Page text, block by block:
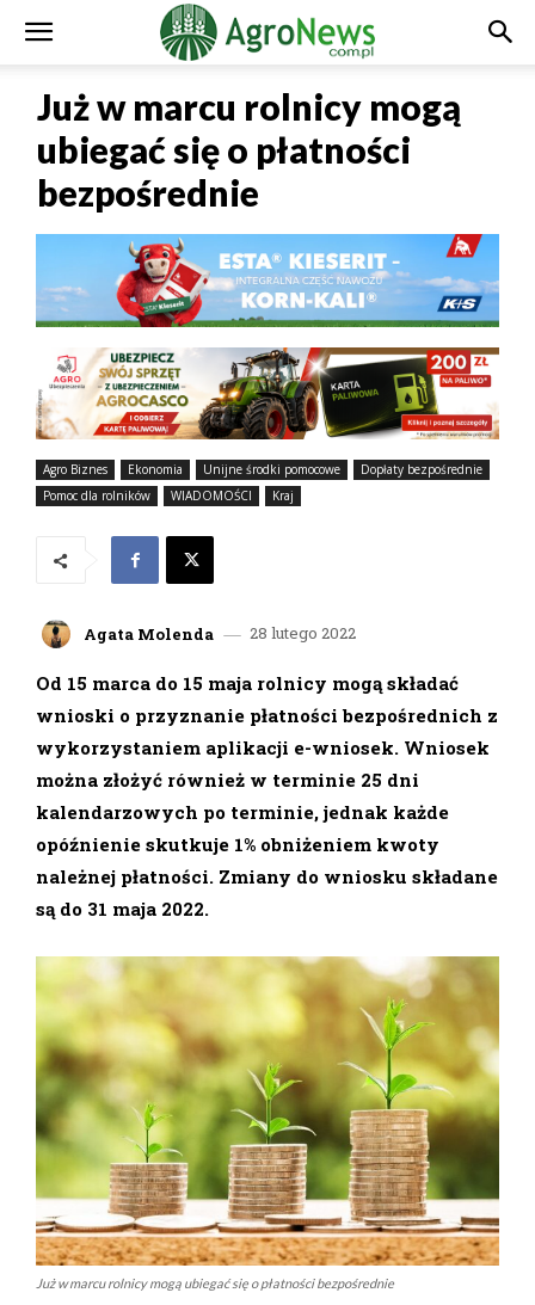
Już w marcu rolnicy mogą
ubiegać się o płatności
bezpośrednie
Agro Biznes Ekonomia Unijne środki pomocowe
Dopłaty bezpośrednie
Pomoc dla rolników
WIADOMOŚCI Kraj
Agata Molenda 28 lutego 2022
Od 15 marca do 15 maja rolnicy mogą składać
wnioski o przyznanie płatności bezpośrednich z
wykorzystaniem aplikacji e-wniosek. Wniosek
można złożyć również w terminie 25 dni
kalendarzowych po terminie, jednak każde
opóźnienie skutkuje 1% obniżeniem kwoty
należnej płatności. Zmiany do wniosku składane
są do 31 maja 2022.
Już w marcu rolnicy mogą ubiegać się o płatności bezpośrednie